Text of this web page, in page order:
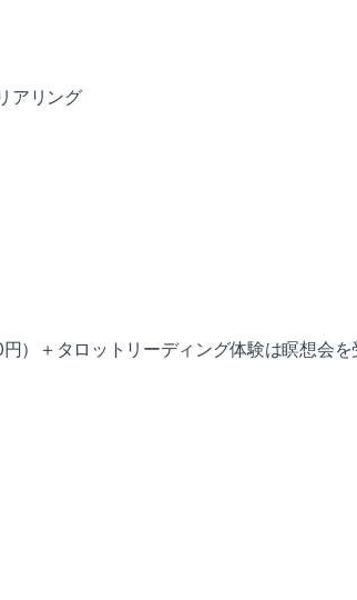
アリング
＋タロットリーディング体験は瞑想会